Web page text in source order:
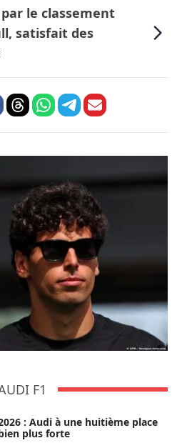
par le classement
satisfait des
F1
: Audi à une huitième place
plus forte